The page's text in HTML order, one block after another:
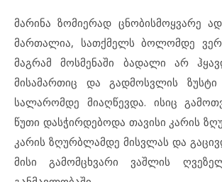
მარინა ზომიერად ცნობისმოყვარე
მართალია, სათქმელს ბოლომდე
მაგრამ მოსმენაში ბადალი არ
მისამართიც და გადმოსვლის
სალარომდე მიაღწევდა. ისიც
წუთი დასჭირდებოდა თავისი კარის
კარის ზღურბლამდე მისვლას და
მისი გამომცხვარი ვაშლის